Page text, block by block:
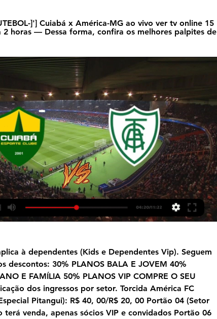
]'] Cuiabá x América-MG ao vivo ver tv online 15
2 horas — Dessa forma, confira os melhores palpites de
à dependentes (Kids e Dependentes Vip). Seguem
descontos: 30% PLANOS BALA E JOVEM 40%
E FAMÍLIA 50% PLANOS VIP COMPRE O SEU
dos ingressos por setor. Torcida América FC
Pitangui): R$ 40, 00/R$ 20, 00 Portão 04 (Setor
terá venda, apenas sócios VIP e convidados Portão 06